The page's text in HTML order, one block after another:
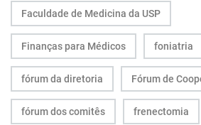
Faculdade de Medicina da USP
Finanças para Médicos foniatria
fórum da diretoria Fórum de
fórum dos comitês frenectomia